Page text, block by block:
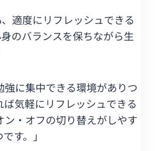
適度にリフレッシュできる
のバランスを保ちながら生
強に集中できる環境がありつ
気軽にリフレッシュできる
・オフの切り替えがしやす
す。」